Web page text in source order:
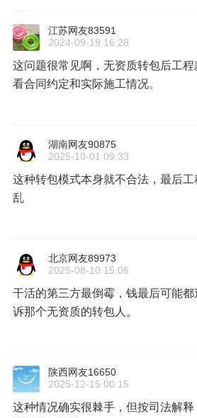
江苏网友83591
2024-09-19 16:28
这问题很常见啊，无资质转包后工
看合同约定和实际施工情况。
湖南网友90875
2025-10-01 09:33
这种转包模式本身就不合法，最后
乱
北京网友89973
2025-08-10 15:06
干活的第三方最倒霉，钱最后可能
诉那个无资质的转包人。
陕西网友16650
2025-12-15 00:15
这种情况确实很棘手，但按司法解